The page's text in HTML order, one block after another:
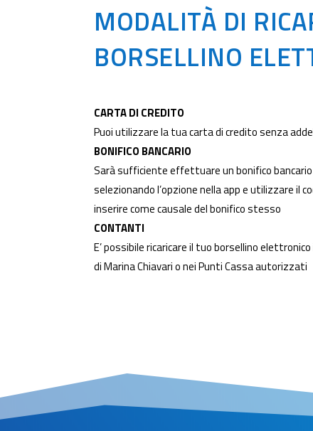
MODALITÀ DI
BORSELLINO
CARTA DI CREDITO
Puoi utilizzare la tua carta di credito senza
BONIFICO BANCARIO
Sarà sufficiente effettuare un bonifico bancario
selezionando l’opzione nella app e utilizzare il
inserire come causale del bonifico stesso
CONTANTI
E’ possibile ricaricare il tuo borsellino
di Marina Chiavari o nei Punti Cassa autorizzati